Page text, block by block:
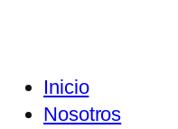
Inicio
Nosotros